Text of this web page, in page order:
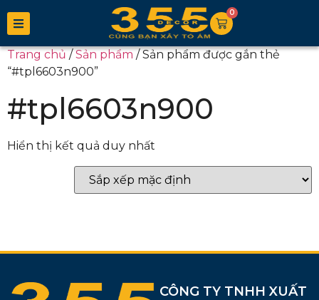
0
Trang chủ/Sản phẩm/ Sản phẩm được gắn thẻ
“#tpl6603n900”
#tpl6603n900
Hiển thị kết quả duy nhất
CÔNG TY TNHH XUẤT